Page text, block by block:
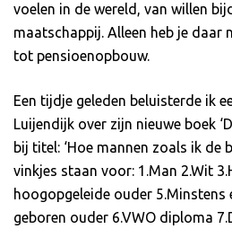
voelen in de wereld, van willen
maatschappij. Alleen heb je daar
tot pensioenopbouw.
Een tijdje geleden beluisterde ik
Luijendijk over zijn nieuwe boek
bij titel: ‘Hoe mannen zoals ik de
vinkjes staan voor: 1.Man 2.Wit
hoogopgeleide ouder 5.Minstens
geboren ouder 6.VWO diploma